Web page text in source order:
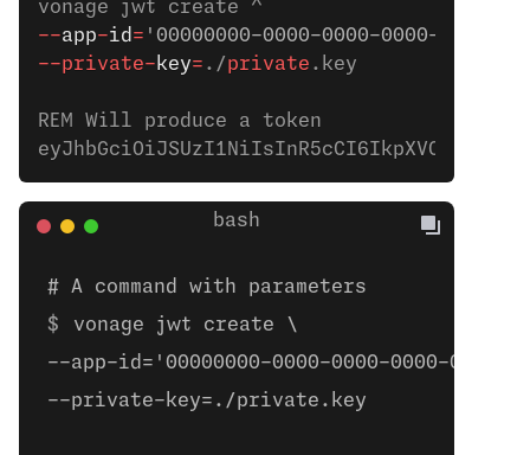
vonage jwt create ^
--app-id = '00000000-0000-0000-0000-
--private- key= ./private .key
REM Will produce a token
# A command with parameters
vonage jwt create \
--app-id='00000000-0000-0000-0000-
--private-key=./private.key